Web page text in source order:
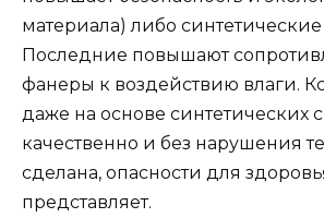
материала) либо
Последние повышают
фанеры к воздействию влаги.
даже на основе синтетических
качественно и без нарушения
сделана, опасности для
представляет.